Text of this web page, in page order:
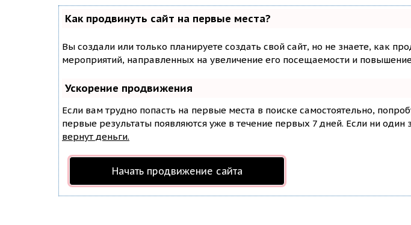
Как продвинуть сайт на первые места?
Вы создали или только планируете создать свой сайт, но не знаете, как
мероприятий, направленных на увеличение его посещаемости и
Ускорение продвижения
Если вам трудно попасть на первые места в поиске самостоятельно,
первые результаты появляются уже в течение первых 7 дней. Если ни один
вернут деньги.
Начать продвижение сайта